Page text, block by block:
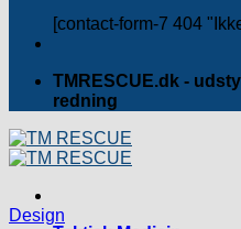
[contact-form-7 404
TMRESCUE.dk -
redning
Design